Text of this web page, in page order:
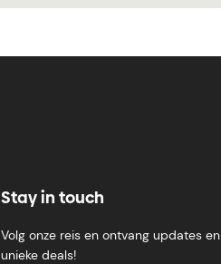
Stay in touch
Volg onze reis en ontvang updates en
unieke deals!